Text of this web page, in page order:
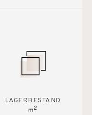
LAGERBESTAND
m2